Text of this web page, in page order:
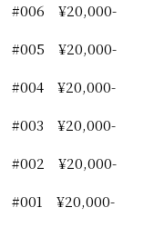
#006 ¥20,000-
#005 ¥20,000-
#004 ¥20,000-
#003 ¥20,000-
#002 ¥20,000-
#001 ¥20,000-